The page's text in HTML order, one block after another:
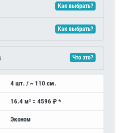
Как выбрать?
Как выбрать?
Что это?
4 шт. / ~ 110 см.
16.4 м² = 4596 ₽ *
Эконом